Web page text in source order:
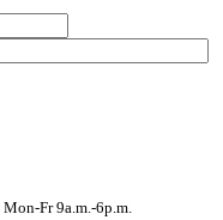
Mon-Fr 9a.m.-6p.m.